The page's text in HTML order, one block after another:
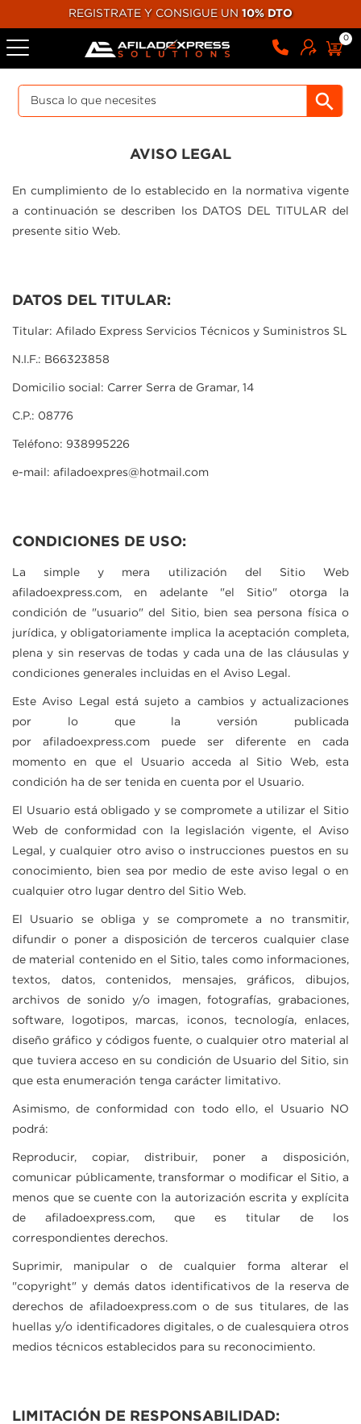
REGISTRATE Y CONSIGUE UN 10% DTO
0
AVISO LEGAL
En cumplimiento de lo establecido en la normativa vigente
a continuación se describen los DATOS DEL TITULAR del
presente sitio Web.
DATOS DEL TITULAR:
Titular: Afilado Express Servicios Técnicos y Suministros SL
N.I.F.: B66323858
Domicilio social: Carrer Serra de Gramar, 14
C.P.: 08776
Teléfono: 938995226
e-mail: afiladoexpres@hotmail.com
CONDICIONES DE USO:
La simple y mera utilización del Sitio Web
afiladoexpress.com, en adelante "el Sitio" otorga la
condición de "usuario" del Sitio, bien sea persona física o
jurídica, y obligatoriamente implica la aceptación completa,
plena y sin reservas de todas y cada una de las cláusulas y
condiciones generales incluidas en el Aviso Legal.
Este Aviso Legal está sujeto a cambios y actualizaciones
por lo que la versión publicada
por afiladoexpress.com puede ser diferente en cada
momento en que el Usuario acceda al Sitio Web, esta
condición ha de ser tenida en cuenta por el Usuario.
El Usuario está obligado y se compromete a utilizar el Sitio
Web de conformidad con la legislación vigente, el Aviso
Legal, y cualquier otro aviso o instrucciones puestos en su
conocimiento, bien sea por medio de este aviso legal o en
cualquier otro lugar dentro del Sitio Web.
El Usuario se obliga y se compromete a no transmitir,
difundir o poner a disposición de terceros cualquier clase
de material contenido en el Sitio, tales como informaciones,
textos, datos, contenidos, mensajes, gráficos, dibujos,
archivos de sonido y/o imagen, fotografías, grabaciones,
software, logotipos, marcas, iconos, tecnología, enlaces,
diseño gráfico y códigos fuente, o cualquier otro material al
que tuviera acceso en su condición de Usuario del Sitio, sin
que esta enumeración tenga carácter limitativo.
Asimismo, de conformidad con todo ello, el Usuario NO
podrá:
Reproducir, copiar, distribuir, poner a disposición,
comunicar públicamente, transformar o modificar el Sitio, a
menos que se cuente con la autorización escrita y explícita
de afiladoexpress.com, que es titular de los
correspondientes derechos.
Suprimir, manipular o de cualquier forma alterar el
"copyright" y demás datos identificativos de la reserva de
derechos de afiladoexpress.como de sus titulares, de las
huellas y/o identificadores digitales, o de cualesquiera otros
medios técnicos establecidos para su reconocimiento.
LIMITACIÓN DE RESPONSABILIDAD: